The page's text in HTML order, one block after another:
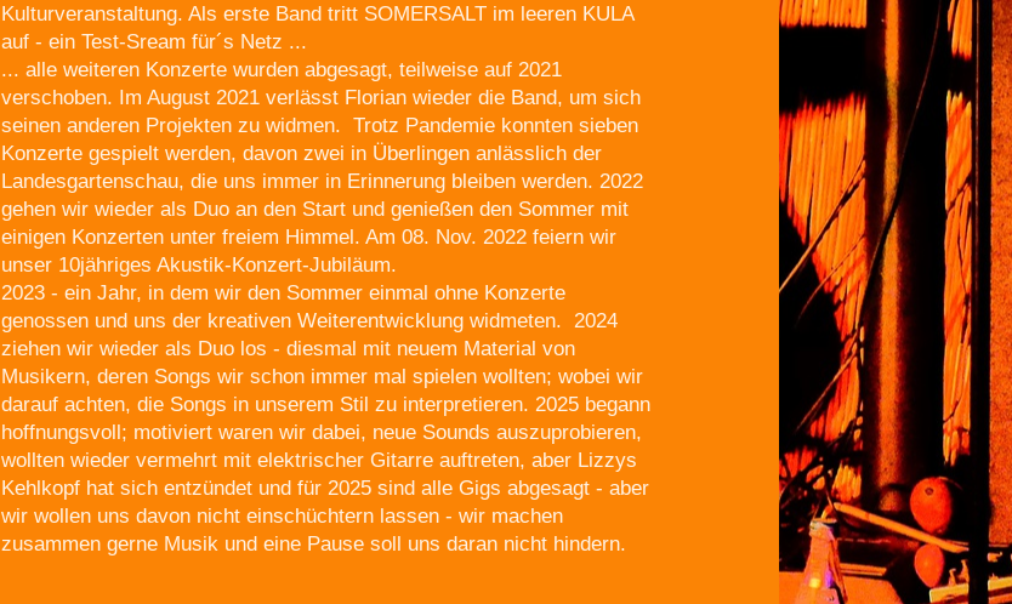
Kulturveranstaltung. Als erste Band tritt SOMERSALT im leeren KULA
auf - ein Test-Sream für´s Netz ...
... alle weiteren Konzerte wurden abgesagt, teilweise auf 2021
verschoben. Im August 2021 verlässt Florian wieder die Band, um sich
seinen anderen Projekten zu widmen. Trotz Pandemie konnten sieben
Konzerte gespielt werden, davon zwei in Überlingen anlässlich der
Landesgartenschau, die uns immer in Erinnerung bleiben werden. 2022
gehen wir wieder als Duo an den Start und genießen den Sommer mit
einigen Konzerten unter freiem Himmel. Am 08. Nov. 2022 feiern wir
unser 10jähriges Akustik-Konzert-Jubiläum.
2023 - ein Jahr, in dem wir den Sommer einmal ohne Konzerte
genossen und uns der kreativen Weiterentwicklung widmeten. 2024
ziehen wir wieder als Duo los - diesmal mit neuem Material von
Musikern, deren Songs wir schon immer mal spielen wollten; wobei wir
darauf achten, die Songs in unserem Stil zu interpretieren. 2025 begann
hoffnungsvoll; motiviert waren wir dabei, neue Sounds auszuprobieren,
wollten wieder vermehrt mit elektrischer Gitarre auftreten, aber Lizzys
Kehlkopf hat sich entzündet und für 2025 sind alle Gigs abgesagt - aber
wir wollen uns davon nicht einschüchtern lassen - wir machen
zusammen gerne Musik und eine Pause soll uns daran nicht hindern.